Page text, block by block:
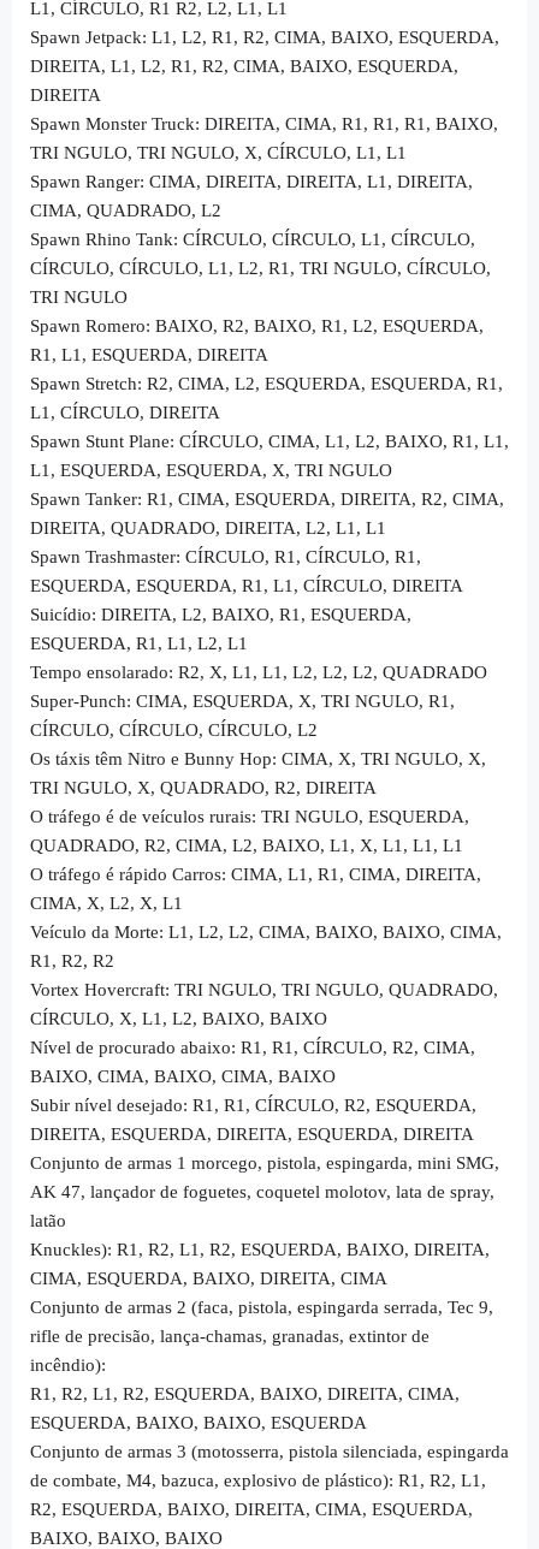
L1, CÍRCULO, R1 R2, L2, L1, L1
Spawn Jetpack: L1, L2, R1, R2, CIMA, BAIXO, ESQUERDA,
DIREITA, L1, L2, R1, R2, CIMA, BAIXO, ESQUERDA,
DIREITA
Spawn Monster Truck: DIREITA, CIMA, R1, R1, R1, BAIXO,
TRI NGULO, TRI NGULO, X, CÍRCULO, L1, L1
Spawn Ranger: CIMA, DIREITA, DIREITA, L1, DIREITA,
CIMA, QUADRADO, L2
Spawn Rhino Tank: CÍRCULO, CÍRCULO, L1, CÍRCULO,
CÍRCULO, CÍRCULO, L1, L2, R1, TRI NGULO, CÍRCULO,
TRI NGULO
Spawn Romero: BAIXO, R2, BAIXO, R1, L2, ESQUERDA,
R1, L1, ESQUERDA, DIREITA
Spawn Stretch: R2, CIMA, L2, ESQUERDA, ESQUERDA, R1,
L1, CÍRCULO, DIREITA
Spawn Stunt Plane: CÍRCULO, CIMA, L1, L2, BAIXO, R1, L1,
L1, ESQUERDA, ESQUERDA, X, TRI NGULO
Spawn Tanker: R1, CIMA, ESQUERDA, DIREITA, R2, CIMA,
DIREITA, QUADRADO, DIREITA, L2, L1, L1
Spawn Trashmaster: CÍRCULO, R1, CÍRCULO, R1,
ESQUERDA, ESQUERDA, R1, L1, CÍRCULO, DIREITA
Suicídio: DIREITA, L2, BAIXO, R1, ESQUERDA,
ESQUERDA, R1, L1, L2, L1
Tempo ensolarado: R2, X, L1, L1, L2, L2, L2, QUADRADO
Super-Punch: CIMA, ESQUERDA, X, TRI NGULO, R1,
CÍRCULO, CÍRCULO, CÍRCULO, L2
Os táxis têm Nitro e Bunny Hop: CIMA, X, TRI NGULO, X,
TRI NGULO, X, QUADRADO, R2, DIREITA
O tráfego é de veículos rurais: TRI NGULO, ESQUERDA,
QUADRADO, R2, CIMA, L2, BAIXO, L1, X, L1, L1, L1
O tráfego é rápido Carros: CIMA, L1, R1, CIMA, DIREITA,
CIMA, X, L2, X, L1
Veículo da Morte: L1, L2, L2, CIMA, BAIXO, BAIXO, CIMA,
R1, R2, R2
Vortex Hovercraft: TRI NGULO, TRI NGULO, QUADRADO,
CÍRCULO, X, L1, L2, BAIXO, BAIXO
Nível de procurado abaixo: R1, R1, CÍRCULO, R2, CIMA,
BAIXO, CIMA, BAIXO, CIMA, BAIXO
Subir nível desejado: R1, R1, CÍRCULO, R2, ESQUERDA,
DIREITA, ESQUERDA, DIREITA, ESQUERDA, DIREITA
Conjunto de armas 1 morcego, pistola, espingarda, mini SMG,
AK 47, lançador de foguetes, coquetel molotov, lata de spray,
latão
Knuckles): R1, R2, L1, R2, ESQUERDA, BAIXO, DIREITA,
CIMA, ESQUERDA, BAIXO, DIREITA, CIMA
Conjunto de armas 2 (faca, pistola, espingarda serrada, Tec 9,
rifle de precisão, lança-chamas, granadas, extintor de
incêndio):
R1, R2, L1, R2, ESQUERDA, BAIXO, DIREITA, CIMA,
ESQUERDA, BAIXO, BAIXO, ESQUERDA
Conjunto de armas 3 (motosserra, pistola silenciada, espingarda
de combate, M4, bazuca, explosivo de plástico): R1, R2, L1,
R2, ESQUERDA, BAIXO, DIREITA, CIMA, ESQUERDA,
BAIXO, BAIXO, BAIXO